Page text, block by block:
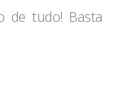
tudo! Basta